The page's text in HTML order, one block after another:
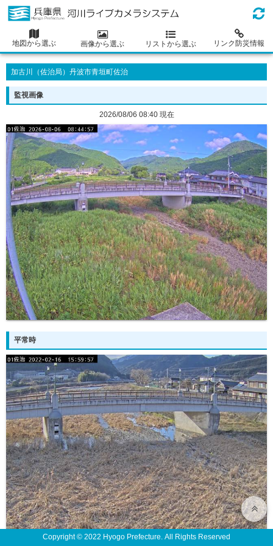
地図から選ぶ 画像から選ぶ リストから選ぶ リンク防災情報
加古川（佐治局）丹波市青垣町佐治
監視画像
2026/08/06 08:40 現在
平常時
Copyright © 2022 Hyogo Prefecture. All Rights Reserved